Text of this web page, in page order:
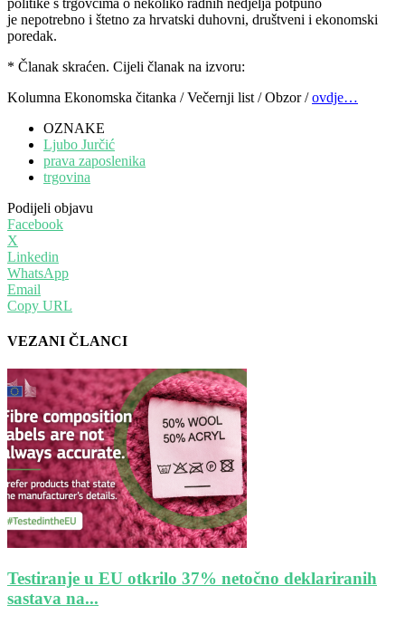
je nepotrebno i štetno za hrvatski duhovni, društveni i ekonomski
poredak.
* Članak skraćen. Cijeli članak na izvoru:
Kolumna Ekonomska čitanka / Večernji list / Obzor /ovdje…
OZNAKE
Ljubo Jurčić
prava zaposlenika
trgovina
Podijeli objavu
Facebook
X
Linkedin
WhatsApp
Email
Copy URL
VEZANI ČLANCI
Testiranje u EU otkrilo 37% netočno deklariranih
sastava na...